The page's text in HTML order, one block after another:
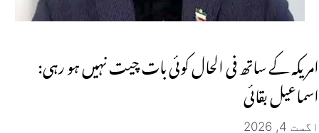
امریکہ کے ساتھ فی الحال کوئی بات چیت نہیں ہو رہی:
اسماعیل بقائی
اگست 4, 2026